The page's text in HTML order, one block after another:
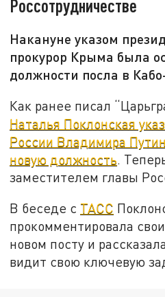
Россотрудничестве
Накануне указом
прокурор Крыма была
должности посла в
Как ранее писал
Наталья Поклонская
России Владимира
новую должность.
заместителем главы
В беседе с ТАСС
прокомментировала
новом посту и
видит свою ключевую